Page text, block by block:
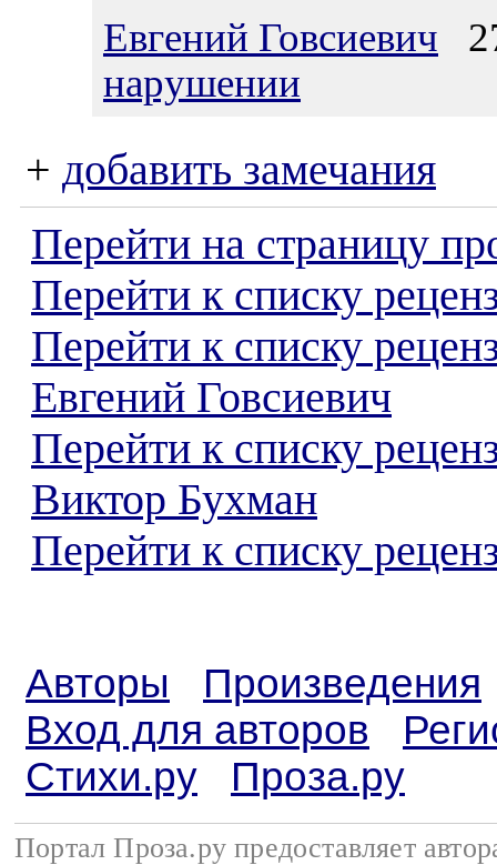
Евгений Говсиевич
нарушении
+ добавить замечания
Перейти на страницу
Перейти к списку
Перейти к списку
Евгений Говсиевич
Перейти к списку
Виктор Бухман
Перейти к списку
Авторы
Произведения
Вход для авторов
Стихи.ру
Проза.ру
Портал Проза.ру предоставляет